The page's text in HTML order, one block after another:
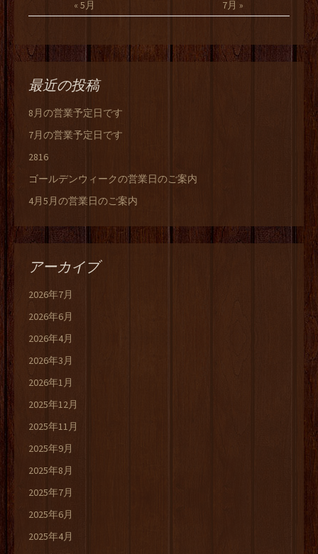
« 5月 7月 »
最近の投稿
8月の営業予定日です
7月の営業予定日です
2816
ゴールデンウィークの営業日のご案内
4月5月の営業日のご案内
アーカイブ
2026年7月
2026年6月
2026年4月
2026年3月
2026年1月
2025年12月
2025年11月
2025年9月
2025年8月
2025年7月
2025年6月
2025年4月